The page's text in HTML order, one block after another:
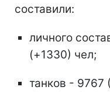
составили:
личного
(+1330) чел;
танков - 9767